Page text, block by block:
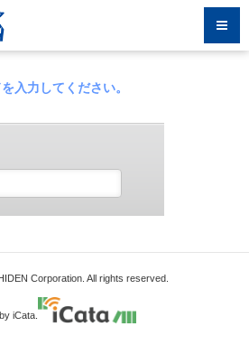
入力してください。
Corporation. All rights reserved.
iCata.